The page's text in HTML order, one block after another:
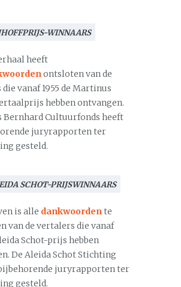
WINNAARS
heeft
ontsloten van de
vanaf 1955 de Martinus
hebben ontvangen.
Bernhard Cultuurfonds heeft
juryrapporten ter
gesteld.
SCHOT-PRIJSWINNAARS
is alle dankwoordente
van de vertalers die vanaf
Schot-prijs hebben
De Aleida Schot Stichting
juryrapporten ter
gesteld.